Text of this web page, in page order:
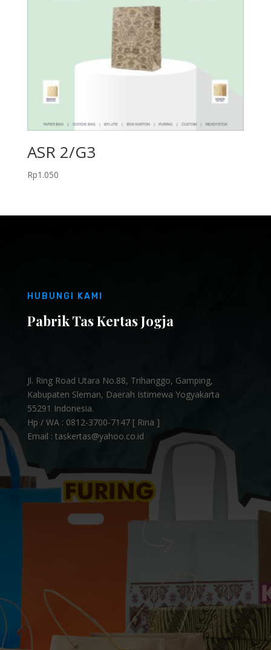
ASR 2/G3
Rp1.050
HUBUNGI KAMI
Pabrik Tas Kertas Jogja
Jl. Ring Road Utara No.88, Trihanggo, Gamping,
Kabupaten Sleman, Daerah Istimewa Yogyakarta
55291 Indonesia.
Hp / WA : 0812-3700-7147 [ Rina ]
Email : taskertas@yahoo.co.id